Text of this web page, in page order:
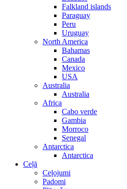
Falkland islands
Paraguay
Peru
Uruguay
North America
Bahamas
Canada
Mexico
USA
Australia
Australia
Africa
Cabo verde
Gambia
Morroco
Senegal
Antarctica
Antarctica
Ceļā
Ceļojumi
Padomi